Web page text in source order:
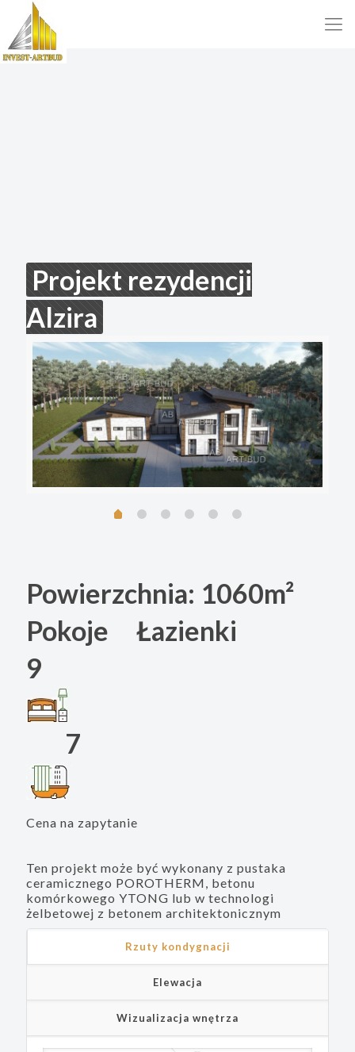
Projekt rezydencji
Alzira
Powierzchnia: 1060m²
Pokoje Łazienki
9
7
Cena na zapytanie
Ten projekt może być wykonany z pustaka
ceramicznego POROTHERM, betonu
komórkowego YTONG lub w technologi
żelbetowej z betonem architektonicznym
Rzuty kondygnacji
Elewacja
Wizualizacja wnętrza